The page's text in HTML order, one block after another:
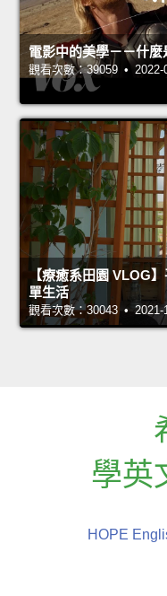
電影中的美學－－什麼
觀看次數：39059 • 2022-
【療癒系田園 VLOG
單生活
觀看次數：30043 • 2021-
學英
HOPE